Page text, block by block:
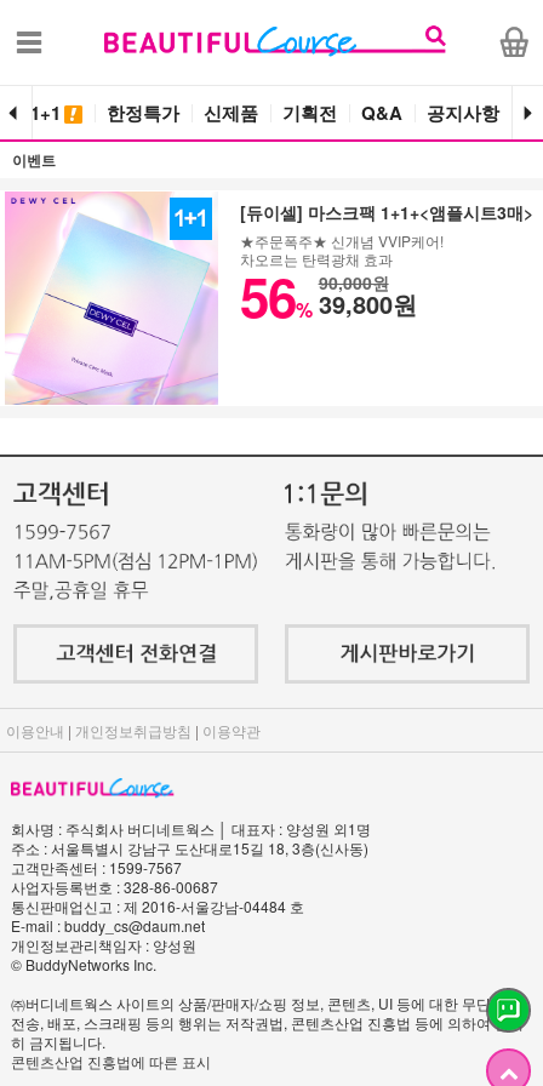
독 1+1 한정특가 신제품 기획전 Q&A 공지사항
이벤트
[듀이셀] 마스크팩 1+1+<앰플시트3매>
★주문폭주★ 신개념 VVIP케어!
차오르는 탄력광채 효과
56%
90,000원
39,800원
이용안내 | 개인정보취급방침 | 이용약관
회사명 : 주식회사 버디네트웍스 │ 대표자 : 양성원 외1명
주소 : 서울특별시 강남구 도산대로15길 18, 3층(신사동)
고객만족센터 : 1599-7567
사업자등록번호 : 328-86-00687
통신판매업신고 : 제 2016-서울강남-04484 호
E-mail : buddy_cs@daum.net
개인정보관리책임자 : 양성원
© BuddyNetworks Inc.
㈜버디네트웍스 사이트의 상품/판매자/쇼핑 정보, 콘텐츠, UI 등에 대한 무단 복제,
전송, 배포, 스크래핑 등의 행위는 저작권법, 콘텐츠산업 진흥법 등에 의하여 엄격
히 금지됩니다.
콘텐츠산업 진흥법에 따른 표시